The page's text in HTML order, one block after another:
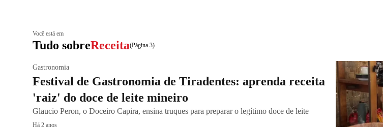
Você está em
Tudo sobreReceita(Página 3)
Gastronomia
Festival de Gastronomia de Tiradentes: aprenda receita
'raiz' do doce de leite mineiro
Glaucio Peron, o Doceiro Capira, ensina truques para preparar o legítimo doce de leite
Há 2 anos